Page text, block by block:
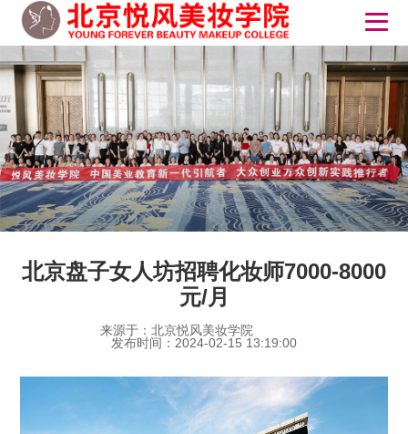
北京盘子女人坊招聘化妆师7000-8000
元/月
来源于：北京悦风美妆学院
发布时间：2024-02-15 13:19:00